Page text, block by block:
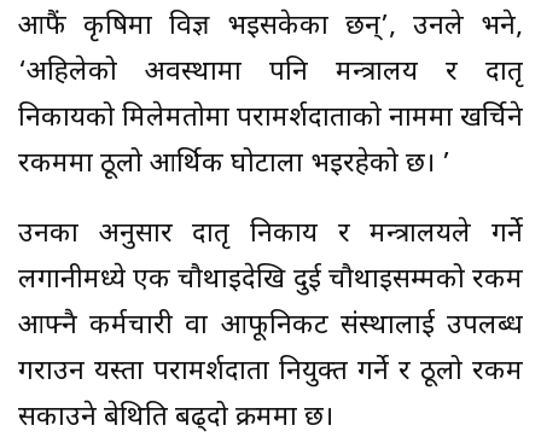
आफैं कृषिमा विज्ञ भइसकेका छन्’, उनले भने,
‘अहिलेको अवस्थामा पनि मन्त्रालय र दातृ
निकायको मिलेमतोमा परामर्शदाताको नाममा खर्चिने
रकममा ठूलो आर्थिक घोटाला भइरहेको छ। ’
उनका अनुसार दातृ निकाय र मन्त्रालयले गर्ने
लगानीमध्ये एक चौथाइदेखि दुई चौथाइसम्मको रकम
आफ्नै कर्मचारी वा आफूनिकट संस्थालाई उपलब्ध
गराउन यस्ता परामर्शदाता नियुक्त गर्ने र ठूलो रकम
सकाउने बेथिति बढ्दो क्रममा छ।